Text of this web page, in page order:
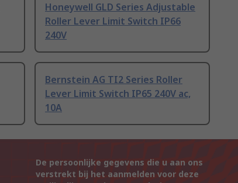
Honeywell GLD Series Adjustable
Roller Lever Limit Switch IP66
240V
Bernstein AG TI2 Series Roller
Lever Limit Switch IP65 240V ac,
10A
De persoonlijke gegevens die u aan ons
verstrekt bij het aanmelden voor deze